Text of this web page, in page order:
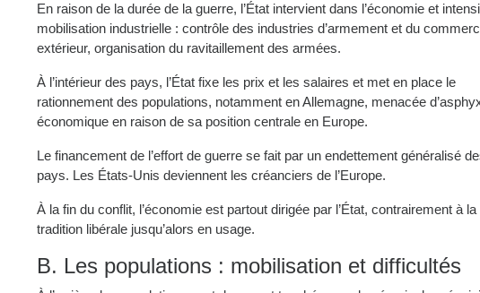
En raison de la durée de la guerre, l’État intervient dans l’économie et
mobilisation industrielle : contrôle des industries d’armement et du
extérieur, organisation du ravitaillement des armées.
À l’intérieur des pays, l’État fixe les prix et les salaires et met en place le
rationnement des populations, notamment en Allemagne, menacée
économique en raison de sa position centrale en Europe.
Le financement de l’effort de guerre se fait par un endettement généralisé
pays. Les États-Unis deviennent les créanciers de l’Europe.
À la fin du conflit, l’économie est partout dirigée par l’État, contrairement à la
tradition libérale jusqu’alors en usage.
B. Les populations : mobilisation et difficultés